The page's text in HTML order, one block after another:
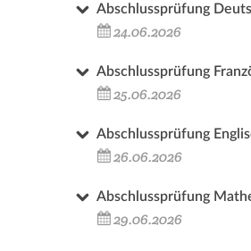
Abschlussprüfung
24.06.2026
Abschlussprüfung
25.06.2026
Abschlussprüfung
26.06.2026
Abschlussprüfung
29.06.2026